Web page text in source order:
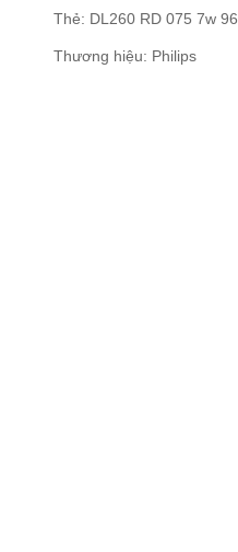
Thẻ: DL260 RD 075 7w
Thương hiệu: Philips